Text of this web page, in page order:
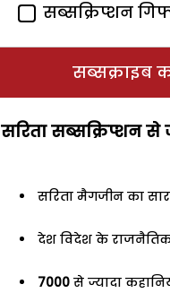
सब्सक्रिप्शन
सब्सक्राइब
सरिता सब्सक्रिप्शन
सरिता मैगजीन का
देश विदेश के राजनैतिक
7000 से ज्यादा